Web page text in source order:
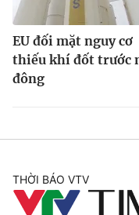
EU đối mặt nguy cơ
thiếu khí đốt trước
đông
THỜI BÁO VTV